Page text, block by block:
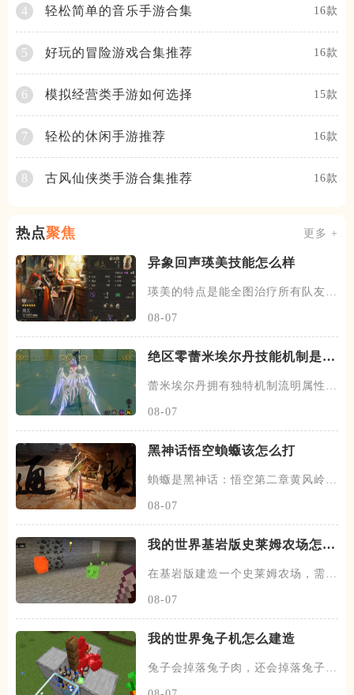
4 轻松简单的音乐手游合集 16款
5 好玩的冒险游戏合集推荐 16款
6 模拟经营类手游如何选择 15款
7 轻松的休闲手游推荐 16款
8 古风仙侠类手游合集推荐 16款
热点聚焦 更多 +
异象回声​瑛美技能怎么样
瑛美的特点是能全图治疗所有队友，
08-07
绝区零蕾米埃尔丹技能机制是什
蕾米埃尔丹拥有独特机制流明属性，
08-07
黑神话悟空蝜蝂该怎么打
蝜蝂是黑神话：悟空第二章黄风岭中
08-07
我的世界基岩版史莱姆农场怎么
在基岩版建造一个史莱姆农场，需要
08-07
我的世界兔子机怎么建造
兔子会掉落兔子肉，还会掉落兔子